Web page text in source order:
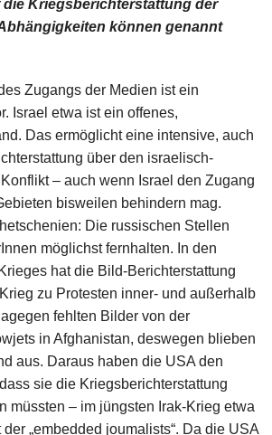
Kriegsberichterstattung der
können genannt
Zugangs der Medien ist ein
Israel etwa ist ein offenes,
Das ermöglicht eine intensive, auch
über den israelisch-
– auch wenn Israel den Zugang
bisweilen behindern mag.
Die russischen Stellen
möglichst fernhalten. In den
hat die Bild-Berichterstattung
zu Protesten inner- und außerhalb
fehlten Bilder von der
in Afghanistan, deswegen blieben
aus. Daraus haben die USA den
sie die Kriegsberichterstattung
müssten – im jüngsten Irak-Krieg etwa
„embedded joumalists“. Da die USA